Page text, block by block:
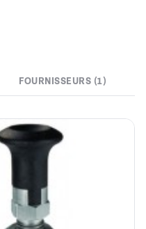
FOURNISSEURS (1)